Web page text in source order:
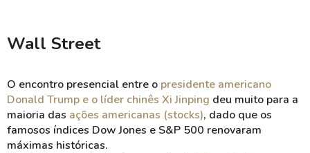
Wall Street
O encontro presencial entre o presidente americano
Donald Trump e o líder chinês Xi Jinping deu muito para a
maioria das ações americanas (stocks), dado que os
famosos índices Dow Jones e S&P 500 renovaram
máximas históricas.